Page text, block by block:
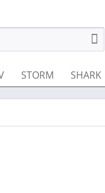
STORM SHARK